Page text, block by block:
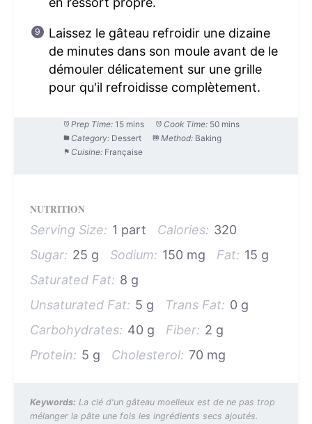
Laissez le gâteau refroidir une dizaine
de minutes dans son moule avant de le
démouler délicatement sur une grille
pour qu'il refroidisse complètement.
Prep Time: 15 mins Cook Time: 50 mins
Category: Dessert Method: Baking
Cuisine: Française
NUTRITION
Serving Size: 1 part Calories: 320
Sugar: 25 g Sodium: 150 mg Fat: 15 g
Saturated Fat: 8 g
Unsaturated Fat: 5 g Trans Fat: 0 g
Carbohydrates: 40 g Fiber: 2 g
Protein: 5 g Cholesterol: 70 mg
Keywords: La clé d'un gâteau moelleux est de ne pas trop
mélanger la pâte une fois les ingrédients secs ajoutés.